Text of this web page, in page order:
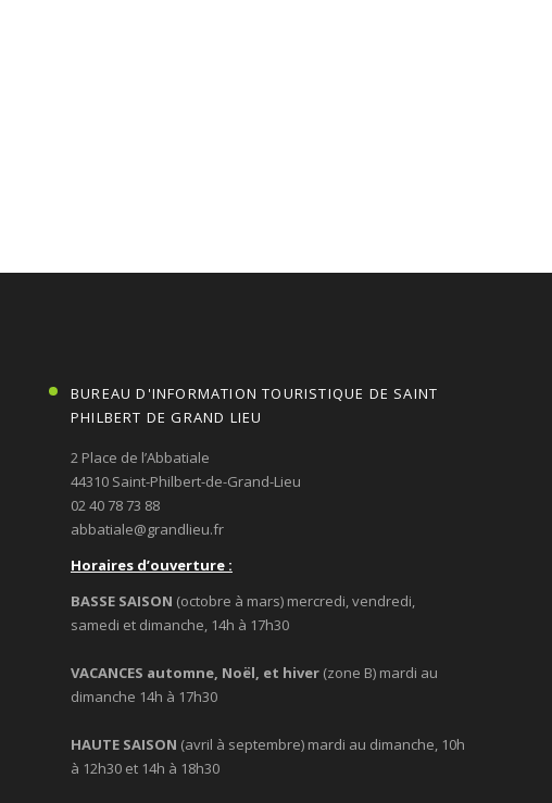
BUREAU D'INFORMATION TOURISTIQUE DE SAINT
PHILBERT DE GRAND LIEU
2 Place de l’Abbatiale
44310 Saint-Philbert-de-Grand-Lieu
02 40 78 73 88
abbatiale@grandlieu.fr
Horaires d’ouverture :
BASSE SAISON (octobre à mars) mercredi, vendredi,
samedi et dimanche, 14h à 17h30
VACANCES automne, Noël, et hiver(zone B) mardi au
dimanche 14h à 17h30
HAUTE SAISON (avril à septembre) mardi au dimanche, 10h
à 12h30 et 14h à 18h30